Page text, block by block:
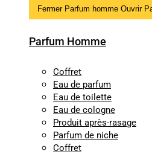
Fermer Parfum homme Ouvrir
Parfum Homme
Coffret
Eau de parfum
Eau de toilette
Eau de cologne
Produit après-rasage
Parfum de niche
Coffret